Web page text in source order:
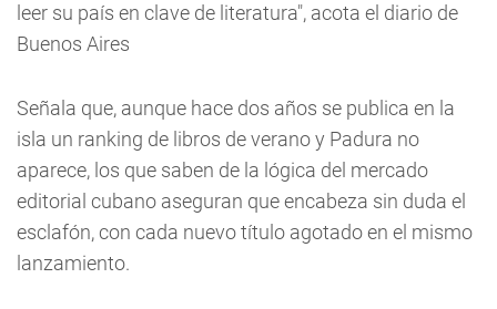
leer su país en clave de literatura", acota el diario de
Buenos Aires
Señala que, aunque hace dos años se publica en la
isla un ranking de libros de verano y Padura no
aparece, los que saben de la lógica del mercado
editorial cubano aseguran que encabeza sin duda el
esclafón, con cada nuevo título agotado en el mismo
lanzamiento.